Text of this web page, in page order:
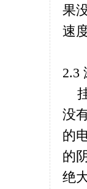
果
速
2.3
挂
没
的
的
绝